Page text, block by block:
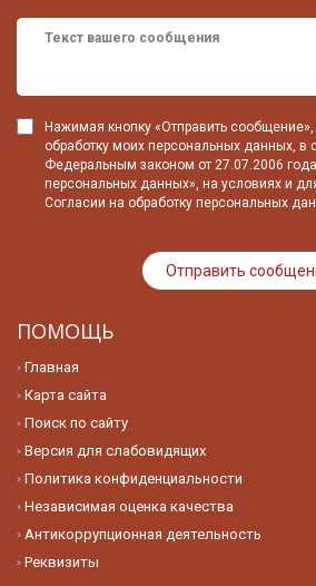
Нажимая кнопку «Отправить
обработку моих персональных данных, в
Федеральным законом от 27.07.2006
персональных данных», на условиях и
Согласии на обработку персональных
ПОМОЩЬ
Главная
Карта сайта
Поиск по сайту
Версия для слабовидящих
Политика конфиденциальности
Независимая оценка качества
Антикоррупционная деятельность
Реквизиты